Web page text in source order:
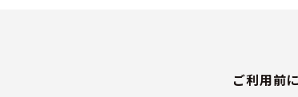
ご利用前